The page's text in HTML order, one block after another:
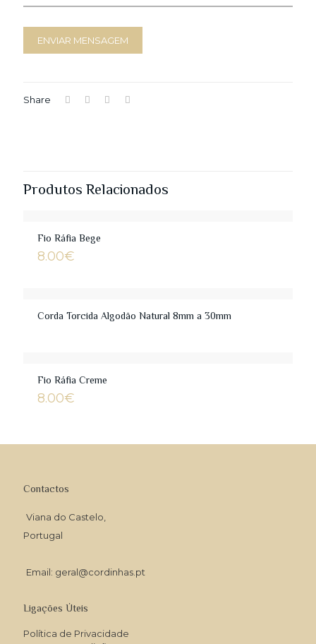
Share
Produtos Relacionados
Fio Ráfia Bege
8.00€
Corda Torcida Algodão Natural 8mm a 30mm
Fio Ráfia Creme
8.00€
Contactos
Viana do Castelo,
Portugal
Email: geral@cordinhas.pt
Ligações Úteis
Política de Privacidade